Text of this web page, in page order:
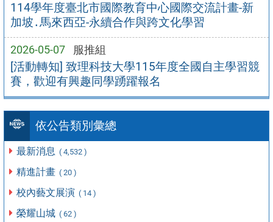
114學年度臺北市國際教育中心國際交流計畫-新
加坡․馬來西亞-永續合作與跨文化學習
2026-05-07 服推組
[活動轉知] 致理科技大學115年度全國自主學習競
賽，歡迎有興趣同學踴躍報名
依公告類別彙總
最新消息 ( 4,532 )
精進計畫 ( 20 )
校內藝文展演 ( 14 )
榮耀山城 ( 62 )